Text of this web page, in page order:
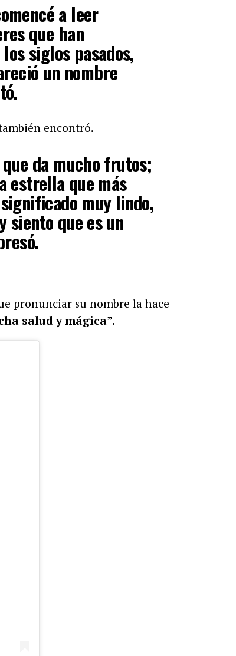
a leer
que han
siglos pasados,
un nombre
encontró.
da mucho frutos;
estrella que más
muy lindo,
siento que es un
pronunciar su nombre la hace
salud y mágica”.